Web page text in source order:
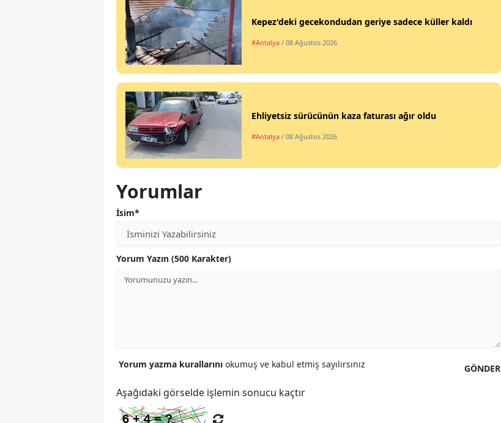
Kepez'deki gecekondudan geriye sadece küller kaldı
#Antalya / 08 Ağustos 2026
Ehliyetsiz sürücünün kaza faturası ağır oldu
#Antalya / 08 Ağustos 2026
Yorumlar
İsim*
Yorum Yazın (500 Karakter)
GÖNDER
Yorum yazma kurallarını okumuş ve kabul etmiş sayılırsınız
Aşağıdaki görselde işlemin sonucu kaçtır